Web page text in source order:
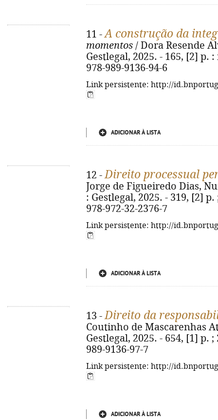
11 -A construção da
momentos / Dora Resende
Gestlegal, 2025. - 165, [2] p.
978-989-9136-94-6
Link persistente: http://
ADICIONAR À LISTA
12 -Direito processual
Jorge de Figueiredo Dias,
: Gestlegal, 2025. - 319, [2]
978-972-32-2376-7
Link persistente: http://
ADICIONAR À LISTA
13 -Direito da
Coutinho de Mascarenhas
Gestlegal, 2025. - 654, [1] p.
989-9136-97-7
Link persistente: http://
ADICIONAR À LISTA